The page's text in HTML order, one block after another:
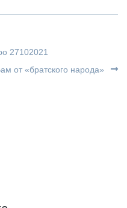
27102021
от «братского народа»